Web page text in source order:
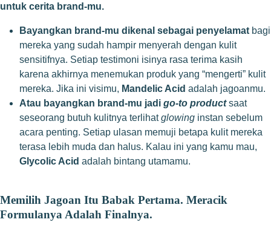
untuk cerita brand-mu.
Bayangkan brand-mu dikenal sebagai penyelamatbagi
mereka yang sudah hampir menyerah dengan kulit
sensitifnya. Setiap testimoni isinya rasa terima kasih
karena akhirnya menemukan produk yang “mengerti” kulit
mereka. Jika ini visimu, Mandelic Acid adalah jagoanmu.
Atau bayangkan brand-mu jadi go-to productsaat
seseorang butuh kulitnya terlihatglowing instan sebelum
acara penting. Setiap ulasan memuji betapa kulit mereka
terasa lebih muda dan halus. Kalau ini yang kamu mau,
Glycolic Acid adalah bintang utamamu.
Memilih Jagoan Itu Babak Pertama. Meracik
Formulanya Adalah Finalnya.